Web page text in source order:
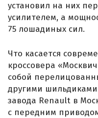
установил на них
усилителем, а
75 лошадиных сил.
Что касается
кроссовера
собой
другими
завода Renault в
с передним